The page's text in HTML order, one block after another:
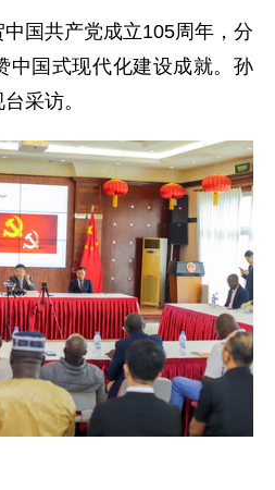
国共产党成立105周年，分
中国式现代化建设成就。孙
采访。